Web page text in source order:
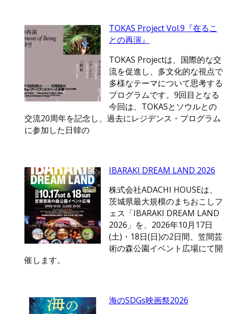
TOKAS Project Vol.9『在るこ
との再演』
TOKAS Projectは、国際的な交
流を促進し、多文化的な視点で
多様なテーマについて思考する
プログラムです。9回目となる
今回は、TOKASとソウルとの
交流20周年を記念し、過去にレジデンス・プログラム
に参加した日韓の
IBARAKI DREAM LAND 2026
株式会社ADACHI HOUSEは、
茨城県最大規模のまちおこしフ
ェス「IBARAKI DREAM LAND
2026」を、2026年10月17日
(土)・18日(日)の2日間、笠間芸
術の森公園イベント広場にて開
催します。
海のSDGs映画祭2026